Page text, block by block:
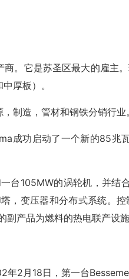
。它是苏圣区最大的雇主
厚板）。
制造，管材和钢铁分销行业。
成功启动了一个新的85兆
台105MW的涡轮机，并结
，变压器和分布式系统。
产品为燃料的热电联产设施
年2月18日，第一台